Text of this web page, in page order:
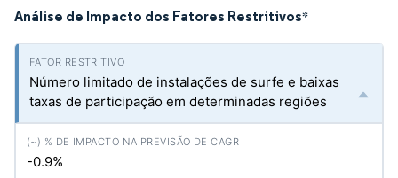
Análise de Impacto dos Fatores Restritivos*
Número limitado de instalações de surfe e baixas
taxas de participação em determinadas regiões
-0.9%